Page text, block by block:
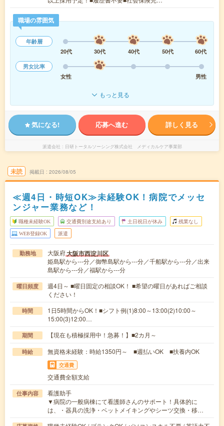
職場の雰囲気
年齢層
20代
30代 40代 50代
60代
男女比率
女性
男性
もっと見る
気になる! 応募へ進む 詳しく見る
派遣会社 日研トータルソーシング株式会社 メディカルケア事業部
未読 掲載日 2026/08/05
≪週4日・時短OK≫未経験OK！病院でメッセ
ンジャー業務など！
職種未経験OK 交通費別途支給あり 土日祝日が休み 残業なし
WEB登録OK 派遣
勤務地 大阪府大阪市西淀川区
姫島駅から---分／御幣島駅から---分／千船駅から---分／出来
島駅から---分／福駅から---分
曜日頻度
週4日～ ■曜日固定の相談OK！ ■希望の曜日があればご相談
ください！
時間
1日5時間からOK！■シフト例(1)8:00～13:00(2)10:00～
15:00(3)12:00…
期間 【現在も積極採用中！急募！】■2カ月～
時給 無資格未経験：時給1350円～ ■週払いOK ■扶養内OK
交通費
交通費全額支給
仕事内容
看護助手
▼病院の一般病棟にて看護師さんのサポート！具体的に
は、・器具の洗浄・ベットメイキングやシーツ交換・移…